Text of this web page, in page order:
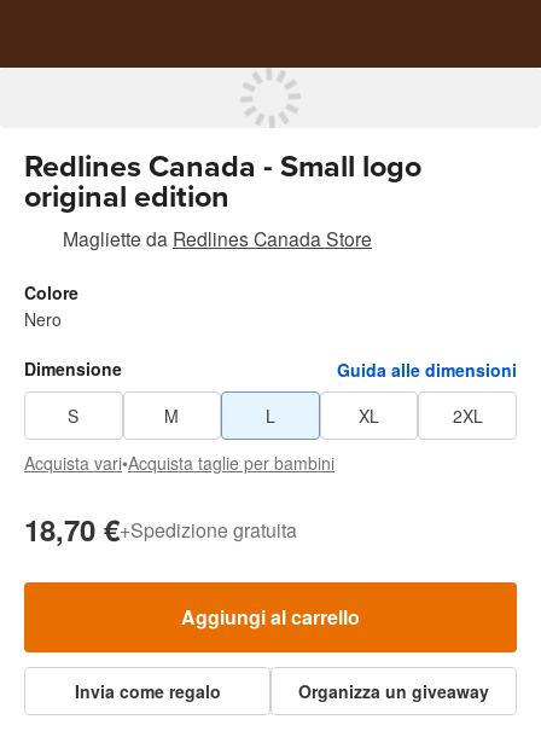
Redlines Canada - Small logo
original edition
Magliette da Redlines Canada Store
Colore
Nero
Dimensione
Guida alle dimensioni
S
M L XL
2XL
Acquista vari•Acquista taglie per bambini
18,70 €+Spedizione gratuita
Aggiungi al carrello
Invia come regalo Organizza un giveaway